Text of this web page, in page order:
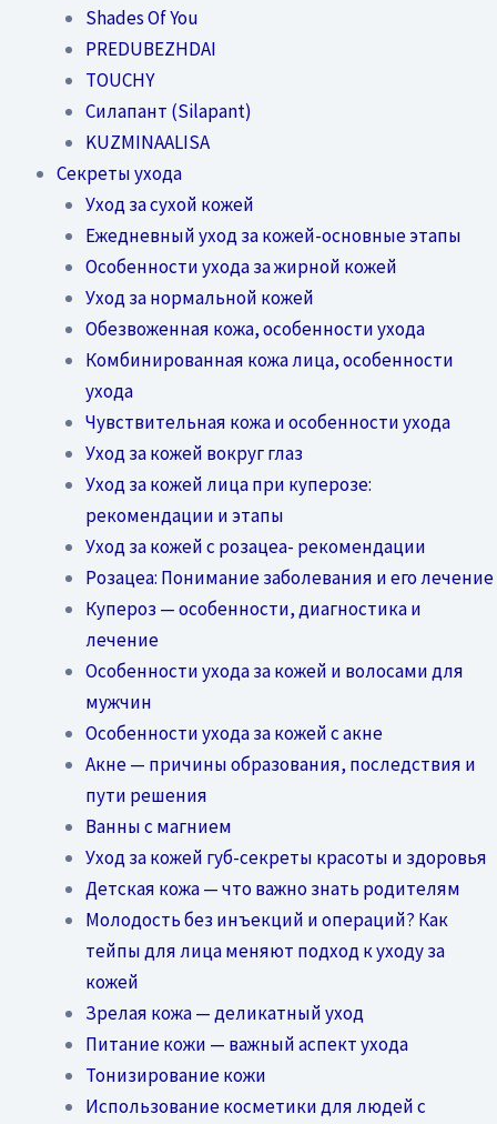
Shades Of You
PREDUBEZHDAI
TOUCHY
Силапант (Silapant)
KUZMINAALISA
Секреты ухода
Уход за сухой кожей
Ежедневный уход за кожей-основные этапы
Особенности ухода за жирной кожей
Уход за нормальной кожей
Обезвоженная кожа, особенности ухода
Комбинированная кожа лица, особенности
ухода
Чувствительная кожа и особенности ухода
Уход за кожей вокруг глаз
Уход за кожей лица при куперозе:
рекомендации и этапы
Уход за кожей с розацеа- рекомендации
Розацеа: Понимание заболевания и его лечение
Купероз — особенности, диагностика и
лечение
Особенности ухода за кожей и волосами для
мужчин
Особенности ухода за кожей с акне
Акне — причины образования, последствия и
пути решения
Ванны с магнием
Уход за кожей губ-секреты красоты и здоровья
Детская кожа — что важно знать родителям
Молодость без инъекций и операций? Как
тейпы для лица меняют подход к уходу за
кожей
Зрелая кожа — деликатный уход
Питание кожи — важный аспект ухода
Тонизирование кожи
Использование косметики для людей с